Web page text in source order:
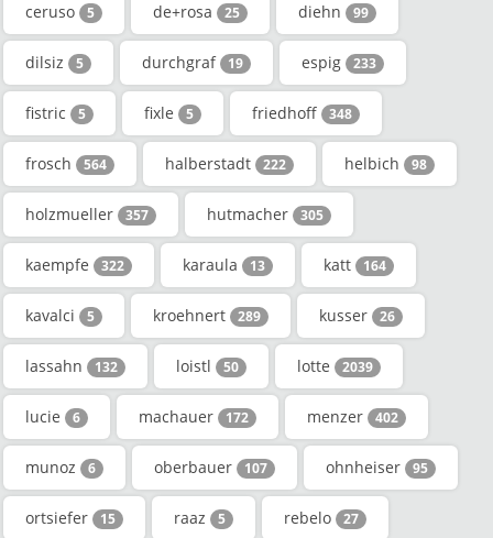
ceruso 5 de+rosa 25 diehn 99
dilsiz 5 durchgraf 19 espig 233
fistric 5 fixle 5 friedhoff 348
frosch 564 halberstadt 222 helbich 98
holzmueller 357 hutmacher 305
kaempfe 322 karaula 13 katt 164
kavalci 5 kroehnert 289 kusser 26
lassahn 132 loistl 50 lotte 2039
lucie 6 machauer 172 menzer 402
munoz 6 oberbauer 107 ohnheiser 95
ortsiefer 15 raaz 5 rebelo 27